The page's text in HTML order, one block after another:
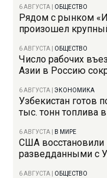
6 АВГУСТА ОБЩЕСТВО
Рядом с рынком
произошел
6 АВГУСТА ОБЩЕСТВО
Число рабочих
Азии в Россию
6 АВГУСТА |ЭКОНОМИКА
Узбекистан готов
тыс. тонн топлива
6 АВГУСТА В МИРЕ
США
разведданными с
6 АВГУСТА ОБЩЕСТВО